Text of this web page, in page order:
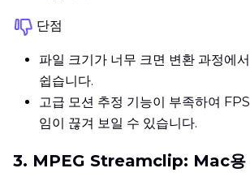
단점
파일 크기가 너무 크면 변환 과정에
쉽습니다.
고급 모션 추정 기능이 부족하여
임이 끊겨 보일 수 있습니다.
3. MPEG Streamclip: Mac용